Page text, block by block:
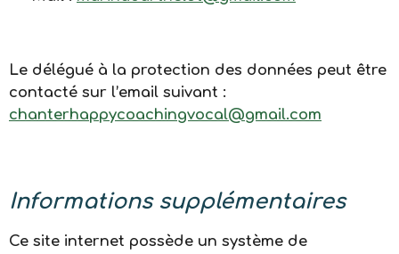
Le délégué à la protection des données peut être
contacté sur l’email suivant :
chanterhappycoachingvocal@gmail.com
Informations supplémentaires
Ce site internet possède un système de